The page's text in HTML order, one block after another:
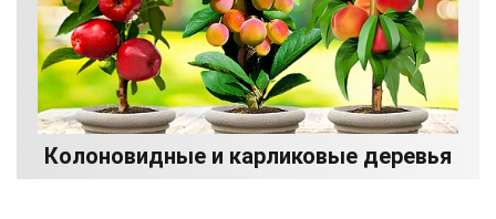
Колоновидные и карликовые деревья